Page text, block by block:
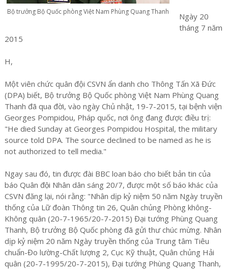
Bộ trưởng Bộ Quốc phòng Việt Nam Phùng Quang Thanh
Ngày 20
tháng 7 năm
2015
H,
Một viên chức quân đội CSVN ẩn danh cho Thông Tấn Xã Đức
(DPA) biết, Bộ trưởng Bộ Quốc phòng Việt Nam Phùng Quang
Thanh đã qua đời, vào ngày Chủ nhật, 19-7-2015, tại bệnh viện
Georges Pompidou, Pháp quốc, nơi ông đang được điều trị:
"He died Sunday at Georges Pompidou Hospital, the military
source told DPA. The source declined to be named as he is
not authorized to tell media."
Ngay sau đó, tin được đài BBC loan báo cho biết bản tin của
báo Quân đội Nhân dân sáng 20/7, được một số báo khác của
CSVN đăng lại, nói rằng: "Nhân dịp kỷ niệm 50 năm Ngày truyền
thống của Lữ đoàn Thông tin 26, Quân chủng Phòng không-
Không quân (20-7-1965/20-7-2015) Đại tướng Phùng Quang
Thanh, Bộ trưởng Bộ Quốc phòng đã gửi thư chúc mừng. Nhân
dịp kỷ niệm 20 năm Ngày truyền thống của Trung tâm Tiêu
chuẩn-Đo lường-Chất lượng 2, Cục Kỹ thuật, Quân chủng Hải
quân (20-7-1995/20-7-2015), Đại tướng Phùng Quang Thanh,